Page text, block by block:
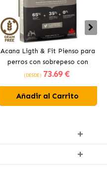
Acana Ligth & Fit Pienso para
perros con sobrepeso con
pollo fresco
(DESDE) 73.69 €
Añadir al Carrito